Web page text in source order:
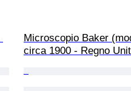
Microscopio Baker
circa 1900 - Regno